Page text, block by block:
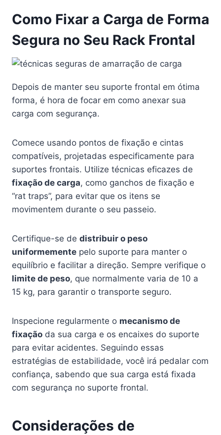
Como Fixar a Carga de Forma
Segura no Seu Rack Frontal
Depois de manter seu suporte frontal em ótima
forma, é hora de focar em como anexar sua
carga com segurança.
Comece usando pontos de fixação e cintas
compatíveis, projetadas especificamente para
suportes frontais. Utilize técnicas eficazes de
fixação de carga, como ganchos de fixação e
“rat traps”, para evitar que os itens se
movimentem durante o seu passeio.
Certifique-se de distribuir o peso
uniformemente pelo suporte para manter o
equilíbrio e facilitar a direção. Sempre verifique o
limite de peso, que normalmente varia de 10 a
15 kg, para garantir o transporte seguro.
Inspecione regularmente o mecanismo de
fixação da sua carga e os encaixes do suporte
para evitar acidentes. Seguindo essas
estratégias de estabilidade, você irá pedalar com
confiança, sabendo que sua carga está fixada
com segurança no suporte frontal.
Considerações de